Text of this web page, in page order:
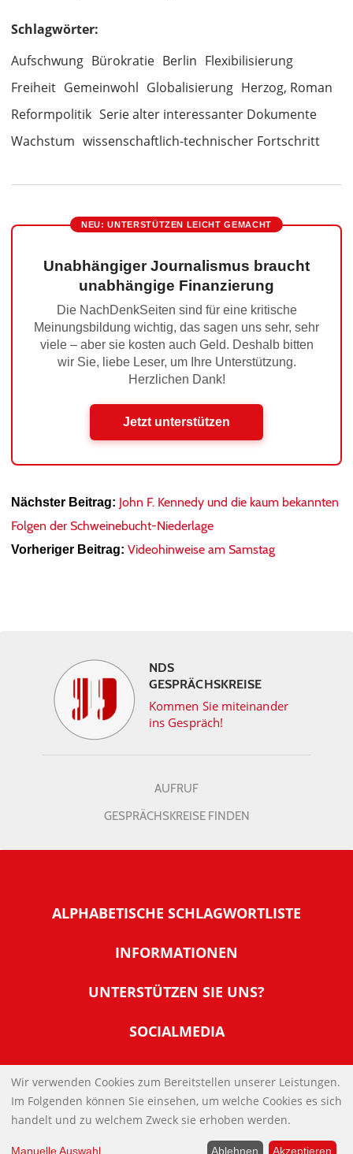
Schlagwörter:
Aufschwung Bürokratie Berlin Flexibilisierung
Freiheit Gemeinwohl Globalisierung Herzog, Roman
Reformpolitik Serie alter interessanter Dokumente
Wachstum wissenschaftlich-technischer Fortschritt
NEU: UNTERSTÜTZEN LEICHT GEMACHT
Unabhängiger Journalismus braucht
unabhängige Finanzierung
Die NachDenkSeiten sind für eine kritische
Meinungsbildung wichtig, das sagen uns sehr, sehr
viele – aber sie kosten auch Geld. Deshalb bitten
wir Sie, liebe Leser, um Ihre Unterstützung.
Herzlichen Dank!
Jetzt unterstützen
Nächster Beitrag: John F. Kennedy und die kaum bekannten
Folgen der Schweinebucht-Niederlage
Vorheriger Beitrag: Videohinweise am Samstag
NDS
GESPRÄCHSKREISE
Kommen Sie miteinander
ins Gespräch!
AUFRUF
GESPRÄCHSKREISE FINDEN
ALPHABETISCHE SCHLAGWORTLISTE
INFORMATIONEN
Warum NachDenkSeiten
Tipps zur Nutzung der NachDenkSeiten
Banner und E-Mail-Signaturen
Links
Kontakt
Impressum
UNTERSTÜTZEN SIE UNS?
Werden Sie Fördermitglied
Spenden Sie Online
SOCIALMEDIA
IMPRESSUM
DATENSCHUTZERKLÄRUNG
Wir verwenden Cookies zum Bereitstellen unserer Leistungen.
Im Folgenden können Sie einsehen, um welche Cookies es sich
handelt und zu welchem Zweck sie erhoben werden.
Manuelle Auswahl Ablehnen Akzeptieren